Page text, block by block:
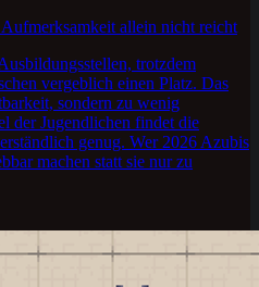
allein nicht reicht
trotzdem
vergeblich einen Platz. Das
sondern zu wenig
der Jugendlichen findet die
genug. Wer 2026 Azubis
machen statt sie nur zu